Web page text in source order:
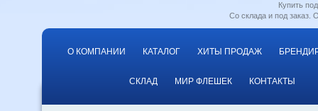
Купить
Со склада и под заказ.
О КОМПАНИИ КАТАЛОГ ХИТЫ ПРОДАЖ
СКЛАД МИР ФЛЕШЕК КОНТАКТЫ